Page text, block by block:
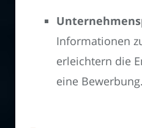
Informationen
erleichtern die
eine Bewerbung.